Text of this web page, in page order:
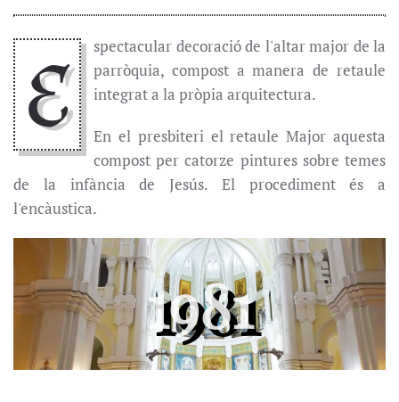
E
spectacular decoració de l'altar major de la
parròquia, compost a manera de retaule
integrat a la pròpia arquitectura.
En el presbiteri el retaule Major aquesta
compost per catorze pintures sobre temes
de la infància de Jesús. El procediment és a
l'encàustica.
1981